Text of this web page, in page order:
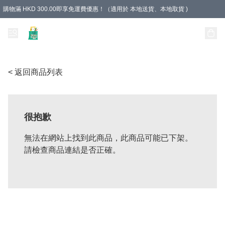
購物滿 HKD 300.00即享免運費優惠！（適用於 本地送貨、本地取貨 )
< 返回商品列表
很抱歉
無法在網站上找到此商品，此商品可能已下架。
請檢查商品連結是否正確。